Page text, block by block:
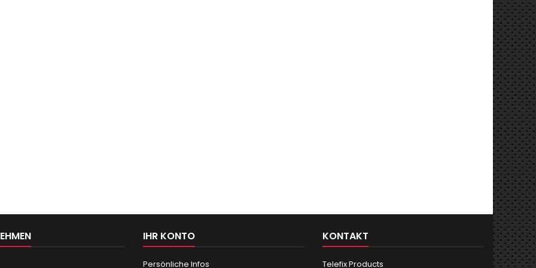
IHR KONTO
Persönliche Infos
KONTAKT
Telefix Products